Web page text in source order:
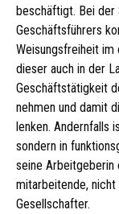
beschäftigt. Bei der
Geschäftsführers
Weisungsfreiheit im
dieser auch in der
Geschäftstätigkeit
nehmen und damit
lenken. Andernfalls
sondern in
seine Arbeitgeberin
mitarbeitende,
Gesellschafter.